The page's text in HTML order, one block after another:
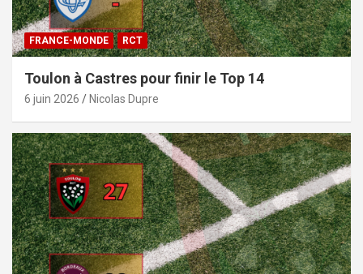
FRANCE-MONDE RCT
Toulon à Castres pour finir le Top 14
6 juin 2026 Nicolas Dupre